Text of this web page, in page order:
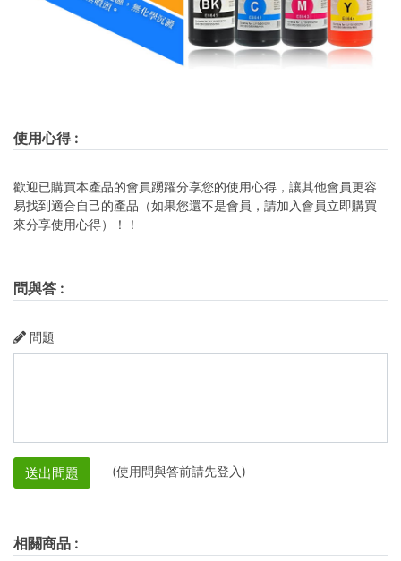
使用心得:
歡迎已購買本產品的會員踴躍分享您的使用心得，讓其他會員更容
易找到適合自己的產品（如果您還不是會員，請加入會員立即購買
來分享使用心得）！！
問與答 :
問題
送出問題 (使用問與答前請先登入)
相關商品 :